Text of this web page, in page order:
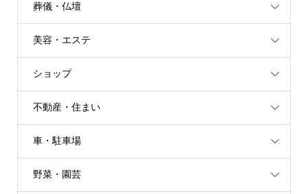
葬儀・仏壇
美容・エステ
ショップ
不動産・住まい
車・駐車場
野菜・園芸